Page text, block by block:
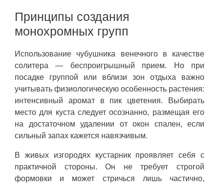
Принципы создания
монохромных групп
Использование чубушника венечного в качестве
солитера — беспроигрышный прием. Но при
посадке группой или вблизи зон отдыха важно
учитывать физиологическую особенность растения:
интенсивный аромат в пик цветения. Выбирать
место для куста следует осознанно, размещая его
на достаточном удалении от окон спален, если
сильный запах кажется навязчивым.
В живых изгородях кустарник проявляет себя с
практичной стороны. Он не требует строгой
формовки и может стричься лишь частично,